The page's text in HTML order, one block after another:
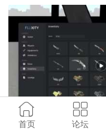
首页 论坛